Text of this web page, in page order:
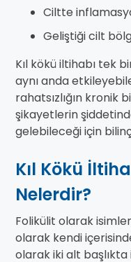
Ciltte
Geliştiği cilt
Kıl kökü iltihabı tek
aynı anda
rahatsızlığın kronik
şikayetlerin
gelebileceği için
Kıl Kökü
Nelerdir?
Folikülit olarak
olarak kendi
olarak iki alt